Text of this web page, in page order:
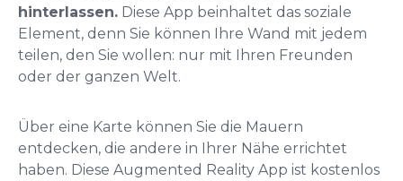
hinterlassen. Diese App beinhaltet das soziale
Element, denn Sie können Ihre Wand mit jedem
teilen, den Sie wollen: nur mit Ihren Freunden
oder der ganzen Welt.
Über eine Karte können Sie die Mauern
entdecken, die andere in Ihrer Nähe errichtet
haben. Diese Augmented Reality App ist kostenlos